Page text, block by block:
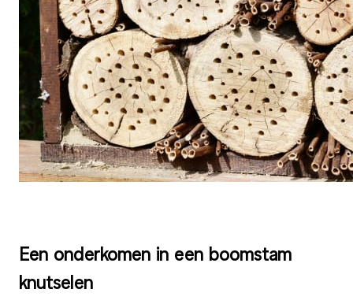
Een onderkomen in een boomstam
knutselen